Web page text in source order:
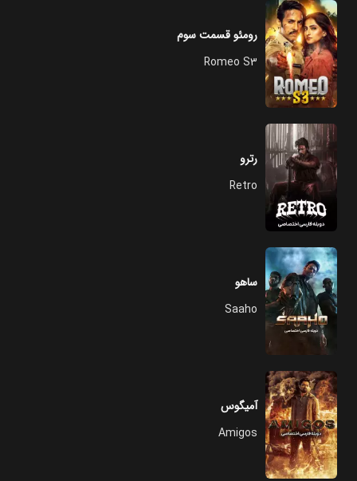
رومئو قسمت سوم
Romeo S3
رترو
Retro
ساهو
Saaho
آمیگوس
Amigos